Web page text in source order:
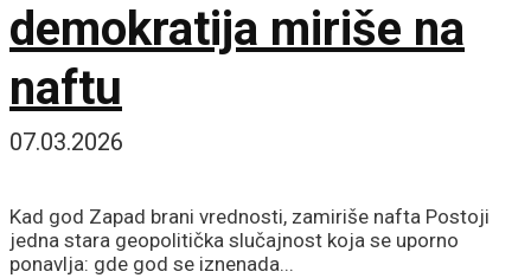
demokratija miriše na
naftu
07.03.2026
Kad god Zapad brani vrednosti, zamiriše nafta Postoji
jedna stara geopolitička slučajnost koja se uporno
ponavlja: gde god se iznenada...